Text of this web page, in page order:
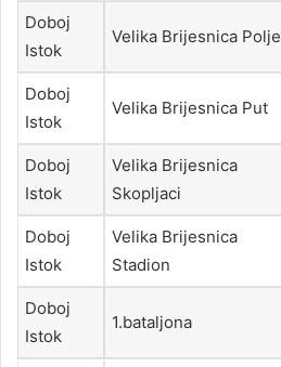
Doboj
Istok
Velika Brijesnica Polje
Doboj
Istok
Velika Brijesnica Put
Doboj
Istok
Velika Brijesnica
Skopljaci
Doboj
Istok
Velika Brijesnica
Stadion
Doboj
Istok
1.bataljona